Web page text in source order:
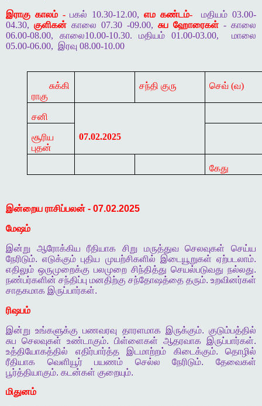
இராகு காலம் -பகல் 10.30-12.00, எம கண்டம்-
மதியம் 03.00-
04.30, குளிகன் காலை 07.30 -09.00, சுப ஹோரைகள் - காலை
06.00-08.00, காலை10.00-10.30. மதியம் 01.00-03.00,
மாலை
05.00-06.00, இரவு 08.00-10.00
சுக்கி
ராகு
சந்தி குரு செவ் (வ)
சனி
07.02.2025
சூரிய
புதன்
கேது
இன்றைய ராசிப்பலன் - 07.02.2025
மேஷம்
இன்று
ஆரோக்கிய ரீதியாக சிறு மருத்துவ செலவுகள்
செய்ய
நேரிடும்.எடுக்கும் புதிய முயற்சிகளில் இடையூறுகள் ஏற்படலாம்.
எதிலும் ஒருமுறைக்கு பலமுறை சிந்தித்து செயல்படுவது நல்லது.
நண்பர்களின் சந்திப்பு மனதிற்கு சந்தோஷத்தை தரும். உறவினர்கள்
சாதகமாக இருப்பார்கள்.
ரிஷபம்
இன்று உங்களுக்கு பணவரவு தாரளமாக இருக்கும்.குடும்பத்தில்
சுப செலவுகள் உண்டாகும். பிள்ளைகள் ஆதரவாக இருப்பார்கள்.
உத்தியோகத்தில்
எதிர்பார்த்த இடமாற்றம் கிடைக்கும். தொழில்
ரீதியாக
வெளியூர் பயணம் செல்ல நேரிடும்.தேவைகள்
பூர்த்தியாகும். கடன்கள் குறையும்.
மிதுனம்